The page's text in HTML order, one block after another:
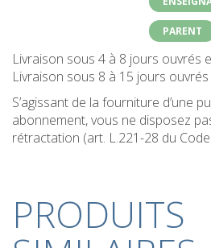
PARENT
Livraison sous 4 à 8 jours ouvrés
Livraison sous 8 à 15 jours
S’agissant de la fourniture d’une
abonnement, vous ne disposez
rétractation (art. L.221-28 du
PRODUITS